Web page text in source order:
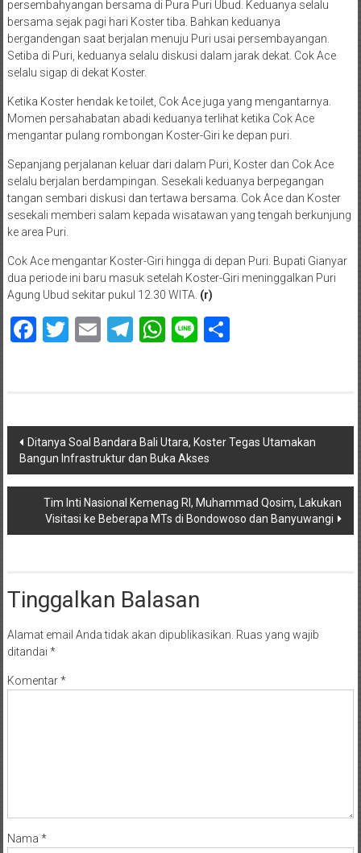
persembahyangan bersama di Pura Puri Ubud. Keduanya selalu
bersama sejak pagi hari Koster tiba. Bahkan keduanya
bergandengan saat berjalan menuju Puri usai persembayangan.
Setiba di Puri, keduanya selalu diskusi dalam jarak dekat. Cok Ace
selalu sigap di dekat Koster.
Ketika Koster hendak ke toilet, Cok Ace juga yang mengantarnya.
Momen persahabatan abadi keduanya terlihat ketika Cok Ace
mengantar pulang rombongan Koster-Giri ke depan puri.
Sepanjang perjalanan keluar dari dalam Puri, Koster dan Cok Ace
selalu berjalan berdampingan. Sesekali keduanya berpegangan
tangan sembari diskusi dan tertawa bersama. Cok Ace dan Koster
sesekali memberi salam kepada wisatawan yang tengah berkunjung
ke area Puri.
Cok Ace mengantar Koster-Giri hingga di depan Puri. Bupati Gianyar
dua periode ini baru masuk setelah Koster-Giri meninggalkan Puri
Agung Ubud sekitar pukul 12.30 WITA. (r)
Facebook
Twitter
EmailTelegram
WhatsApp
LineShare
Navigasi
pos
Ditanya Soal Bandara Bali Utara, Koster Tegas Utamakan
Bangun Infrastruktur dan Buka Akses
Tim Inti Nasional Kemenag RI, Muhammad Qosim, Lakukan
Visitasi ke Beberapa MTs di Bondowoso dan Banyuwangi
Tinggalkan Balasan
Alamat email Anda tidak akan dipublikasikan. Ruas yang wajib
ditandai *
Komentar*
Nama *